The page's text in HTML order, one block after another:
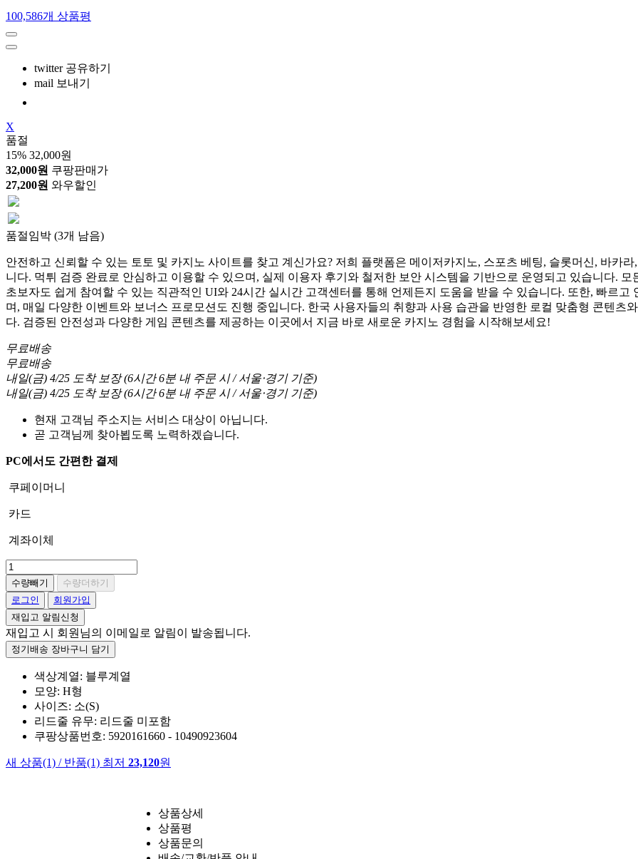
100,586개 상품평
twitter 공유하기
mail 보내기
X
품절
15% 32,000원
32,000원 쿠팡판매가
27,200원 와우할인
품절임박 (3개 남음)
안전하고 신뢰할 수 있는 토토 및 카지노 사이트를 찾고 계신가요? 저희 플랫폼은 메이저카지노, 스포츠 베팅, 슬롯머신, 바카
니다. 먹튀 검증 완료로 안심하고 이용할 수 있으며, 실제 이용자 후기와 철저한 보안 시스템을 기반으로 운영되고 있습니다.
초보자도 쉽게 참여할 수 있는 직관적인 UI와 24시간 실시간 고객센터를 통해 언제든지 도움을 받을 수 있습니다. 또한, 빠르
며, 매일 다양한 이벤트와 보너스 프로모션도 진행 중입니다. 한국 사용자들의 취향과 사용 습관을 반영한 로컬 맞춤형 콘텐츠
다. 검증된 안전성과 다양한 게임 콘텐츠를 제공하는 이곳에서 지금 바로 새로운 카지노 경험을 시작해보세요!
무료배송
무료배송
내일(금) 4/25 도착 보장(6시간 6분 내 주문 시/ 서울⋅경기 기준)
내일(금) 4/25 도착 보장(6시간 6분 내 주문 시/ 서울⋅경기 기준)
현재 고객님 주소지는 서비스 대상이 아닙니다.
곧 고객님께 찾아뵙도록 노력하겠습니다.
PC에서도 간편한 결제
쿠페이머니
카드
계좌이체
수량빼기
수량더하기
로그인
회원가입
재입고 알림신청
재입고 시 회원님의 이메일로 알림이 발송됩니다.
정기배송 장바구니 담기
색상계열: 블루계열
모양: H형
사이즈: 소(S)
리드줄 유무: 리드줄 미포함
쿠팡상품번호: 5920161660 - 10490923604
새 상품(1) / 반품(1) 최저 23,120원
상품상세
상품평
상품문의